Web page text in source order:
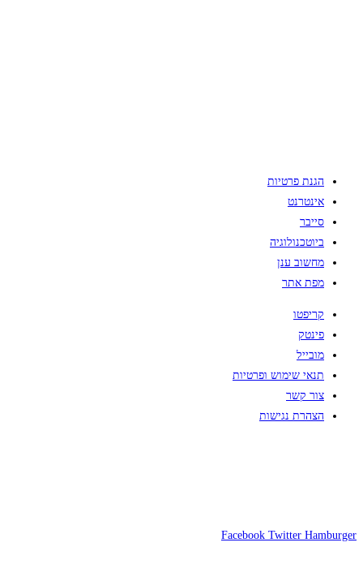
הגנת פרטיות
אינטרנט
סייבר
ביוטכנולוגיה
מחשוב ענן
מפת אתר
קריפטו
פינטק
מובייל
תנאי שימוש ופרטיות
צור קשר
הצהרת נגישות
Facebook Twitter Hamburger